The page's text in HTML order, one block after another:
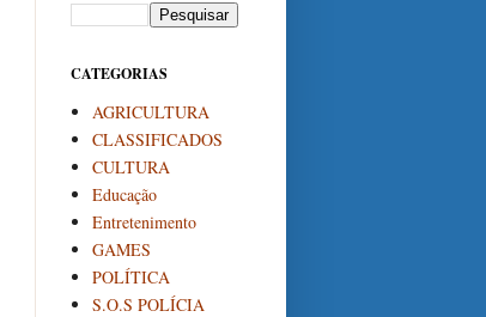
CATEGORIAS
AGRICULTURA
CLASSIFICADOS
CULTURA
Educação
Entretenimento
GAMES
POLÍTICA
S.O.S POLÍCIA